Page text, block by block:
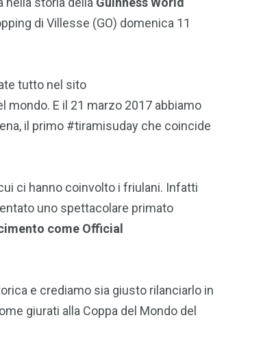
di Villesse (GO) domenica 11
tutto nel sito
E il 21 marzo 2017 abbiamo
il primo #tiramisuday che coincide
ci hanno coinvolto i friulani. Infatti
uno spettacolare primato
come Official
e crediamo sia giusto rilanciarlo in
giurati alla Coppa del Mondo del